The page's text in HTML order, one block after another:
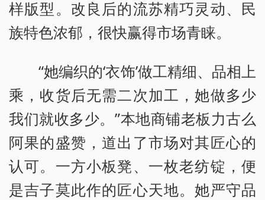
样版型。改良后的流苏精巧灵动、民
族特色浓郁，很快赢得市场青睐。
“她编织的‘衣饰’做工精细、品相上
乘，收货后无需二次加工，她做多少
我们就收多少。”本地商铺老板力古么
阿果的盛赞，道出了市场对其匠心的
认可。一方小板凳、一枚老纺锭，便
是吉子莫此作的匠心天地。她严守品